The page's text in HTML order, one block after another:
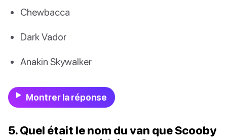
Chewbacca
Dark Vador
Anakin Skywalker
Montrer la réponse
5. Quel était le nom du van que Scooby